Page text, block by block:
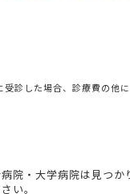
診した場合、診療費の他
院・大学病院は見つか
い。